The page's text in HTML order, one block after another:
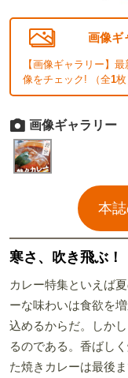
画像ギ
【画像ギャラリー】
像をチェック! （全1枚
画像ギャラリー
本
寒さ、吹き飛ぶ
カレー特集といえば
ーな味わいは食欲を
込めるからだ。しか
るのである。香ばし
た焼きカレーは最後